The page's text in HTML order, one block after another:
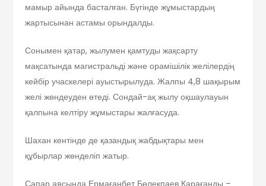
мамыр айында басталған. Бүгінде жұмыстардың
жартысынан астамы орындалды.
Сонымен қатар, жылумен қамтуды жақсарту
мақсатында магистральді және орамішілік желілердің
кейбір учаскелері ауыстырылуда. Жалпы 4,8 шақырым
желі жөндеуден өтеді. Сондай-ақ жылу оқшаулауын
қалпына келтіру жұмыстары жалғасуда.
Шахан кентінде де қазандық жабдықтары мен
құбырлар жөнделіп жатыр.